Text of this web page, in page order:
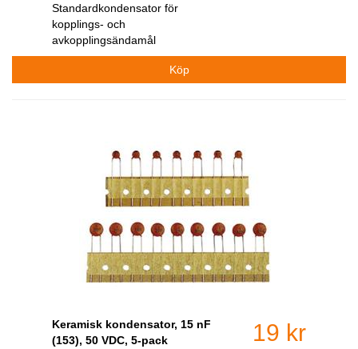
Standardkondensator för
kopplings- och
avkopplingsändamål
Keramisk kondensator, 15 nF
(153), 50 VDC, 5-pack
19 kr